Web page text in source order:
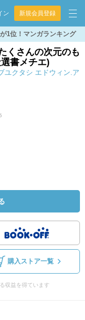
ン 新規会員登録
1位！マンガランキング
くさんの次元のも
書メチエ)
ユクタシ エドウィン.ア
購入ストア一覧
収益を得ています